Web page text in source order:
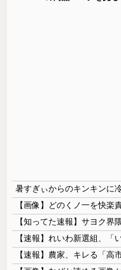
暑すぎぃからのキンキンに
【画像】どのくノ一を快楽